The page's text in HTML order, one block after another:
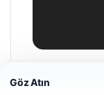
Enes Kaplan
Göz Atın